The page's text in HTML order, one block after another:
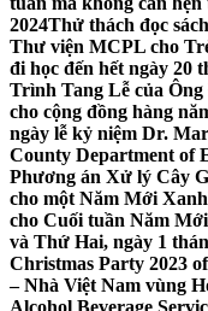
2024Thử thách đọc
Thư viện MCPL cho
đi học đến hết ngày 20
Trình Tang Lễ của
cho cộng đồng hàng
ngày lễ kỷ niệm Dr.
County Department of
Phương án Xử lý Cây
cho một Năm Mới Xanh
cho Cuối tuần Năm
và Thứ Hai, ngày 1
Christmas Party 2023
– Nhà Việt Nam vùng
Alcohol Beverage